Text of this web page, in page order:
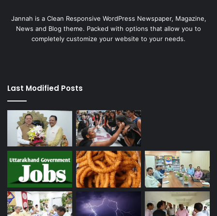
Jannah is a Clean Responsive WordPress Newspaper, Magazine,
News and Blog theme. Packed with options that allow you to
completely customize your website to your needs.
Last Modified Posts